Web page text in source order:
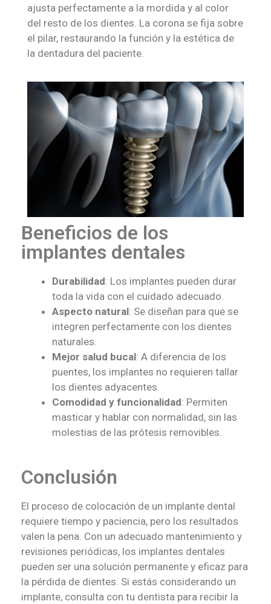
ajusta perfectamente a la mordida y al color
del resto de los dientes. La corona se fija sobre
el pilar, restaurando la función y la estética de
la dentadura del paciente.
Beneficios de los
implantes dentales
Durabilidad: Los implantes pueden durar
toda la vida con el cuidado adecuado.
Aspecto natural: Se diseñan para que se
integren perfectamente con los dientes
naturales.
Mejor salud bucal: A diferencia de los
puentes, los implantes no requieren tallar
los dientes adyacentes.
Comodidad y funcionalidad: Permiten
masticar y hablar con normalidad, sin las
molestias de las prótesis removibles.
Conclusión
El proceso de colocación de un implante dental
requiere tiempo y paciencia, pero los resultados
valen la pena. Con un adecuado mantenimiento y
revisiones periódicas, los implantes dentales
pueden ser una solución permanente y eficaz para
la pérdida de dientes. Si estás considerando un
implante, consulta con tu dentista para recibir la